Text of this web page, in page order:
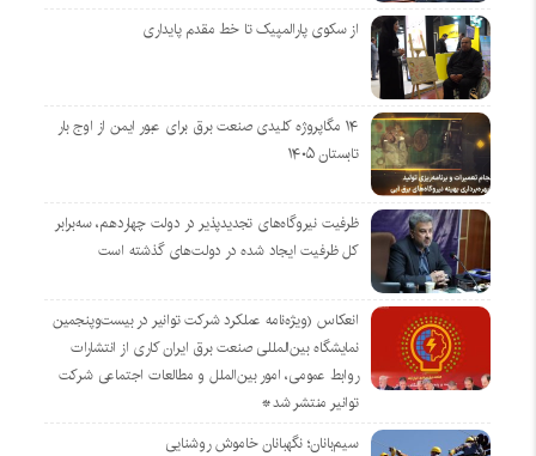
از سکوی پارالمپیک تا خط مقدم پایداری
۱۴ مگاپروژه‌ کلیدی صنعت برق برای عبور ایمن از اوج بار
تابستان ۱۴۰۵
ظرفیت نیروگاه‌های تجدیدپذیر در دولت چهاردهم، سه‌برابر
کل ظرفیت ایجاد شده در دولت‌های گذشته است
انعکاس (ویژه‌نامه عملکرد شرکت توانیر در بیست‌وپنجمین
نمایشگاه بین‌المللی صنعت برق ایران کاری از انتشارات
روابط عمومی، امور بین‌الملل و مطالعات اجتماعی شرکت
توانیر منتشر شد*
سیم‌بانان؛ نگهبانان خاموش روشنایی